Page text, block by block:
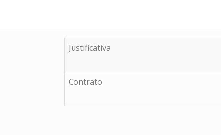
Justificativa
Contrato